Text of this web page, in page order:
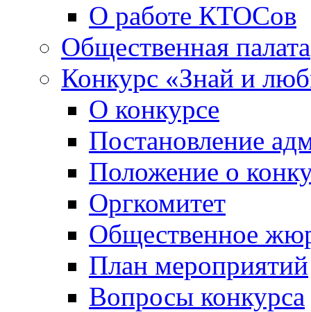
О работе КТОСов
Общественная палата
Конкурс «Знай и
О конкурсе
Постановление
Положение о
Оргкомитет
Общественное
План мероприятий
Вопросы конкурса